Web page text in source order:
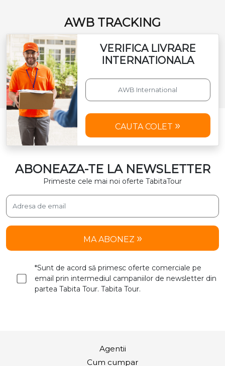
AWB TRACKING
VERIFICA LIVRARE
INTERNATIONALA
CAUTA COLET
ABONEAZA-TE LA NEWSLETTER
Primeste cele mai noi oferte TabitaTour
MA ABONEZ
*Sunt de acord să primesc oferte comerciale pe
email prin intermediul campaniilor de newsletter din
partea Tabita Tour. Tabita Tour.
Agentii
Cum cumpar